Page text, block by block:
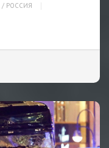
/ РОССИЯ